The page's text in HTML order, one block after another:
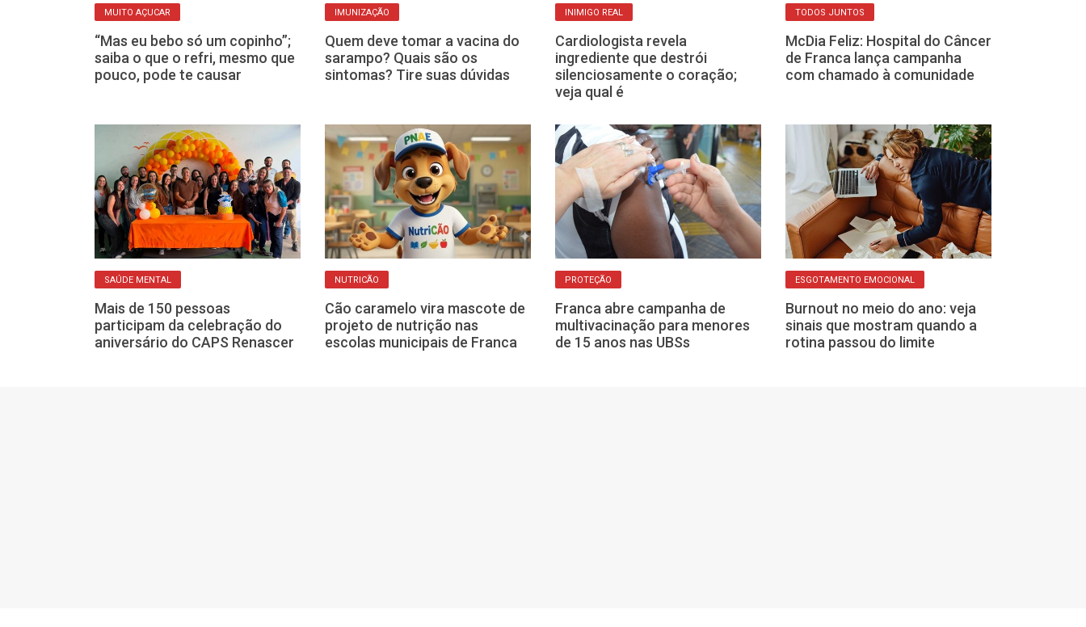
MUITO AÇUCAR
“Mas eu bebo só um copinho”;
saiba o que o refri, mesmo que
pouco, pode te causar
IMUNIZAÇÃO
Quem deve tomar a vacina do
sarampo? Quais são os
sintomas? Tire suas dúvidas
INIMIGO REAL
Cardiologista revela
ingrediente que destrói
silenciosamente o coração;
veja qual é
TODOS JUNTOS
McDia Feliz: Hospital do Câncer
de Franca lança campanha
com chamado à comunidade
SAÚDE MENTAL
Mais de 150 pessoas
participam da celebração do
aniversário do CAPS Renascer
NUTRICÃO
Cão caramelo vira mascote de
projeto de nutrição nas
escolas municipais de Franca
PROTEÇÃO
Franca abre campanha de
multivacinação para menores
de 15 anos nas UBSs
ESGOTAMENTO EMOCIONAL
Burnout no meio do ano: veja
sinais que mostram quando a
rotina passou do limite